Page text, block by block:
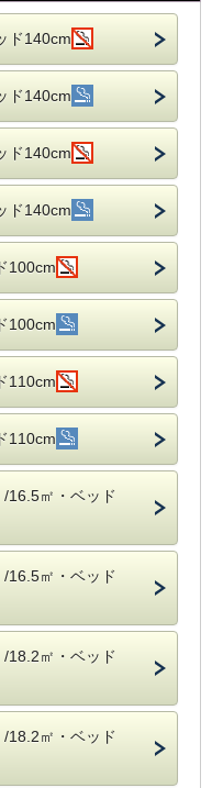
140cm
140cm
140cm
140cm
100cm
100cm
110cm
110cm
㎡・ベッド
㎡・ベッド
㎡・ベッド
㎡・ベッド